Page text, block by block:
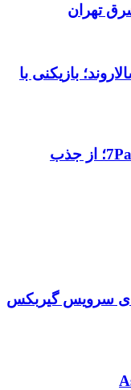
تهران
بازیکنی با
خدمات شبکه‌های اجتماعی 7Panel؛ از جذب
سرویس گیربکس